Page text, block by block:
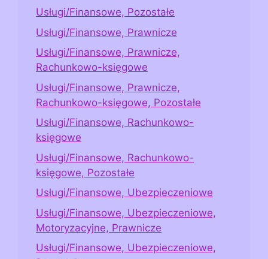
Usługi/Finansowe, Pozostałe
Usługi/Finansowe, Prawnicze
Usługi/Finansowe, Prawnicze,
Rachunkowo-księgowe
Usługi/Finansowe, Prawnicze,
Rachunkowo-księgowe, Pozostałe
Usługi/Finansowe, Rachunkowo-
księgowe
Usługi/Finansowe, Rachunkowo-
księgowe, Pozostałe
Usługi/Finansowe, Ubezpieczeniowe
Usługi/Finansowe, Ubezpieczeniowe,
Motoryzacyjne, Prawnicze
Usługi/Finansowe, Ubezpieczeniowe,